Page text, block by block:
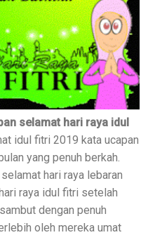
selamat hari raya idul
idul fitri 2019 kata ucapan
yang penuh berkah.
hari raya lebaran
raya idul fitri setelah
dengan penuh
oleh mereka umat